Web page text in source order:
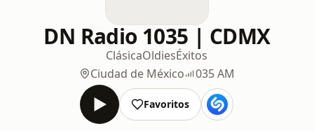
DN Radio 1035 | CDMX
ClásicaOldiesÉxitos
Ciudad de México
035 AM
Favoritos